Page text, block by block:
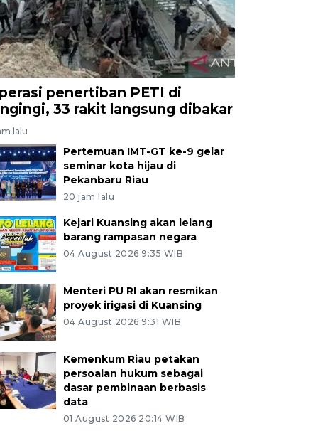
penertiban PETI di
33 rakit langsung dibakar
lalu
Pertemuan IMT-GT ke-9 gelar
seminar kota hijau di
Pekanbaru Riau
20 jam lalu
Kejari Kuansing akan lelang
barang rampasan negara
04 August 2026 9:35 WIB
Menteri PU RI akan resmikan
proyek irigasi di Kuansing
04 August 2026 9:31 WIB
Kemenkum Riau petakan
persoalan hukum sebagai
dasar pembinaan berbasis
data
01 August 2026 20:14 WIB